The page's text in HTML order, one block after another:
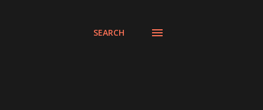
SEARCH